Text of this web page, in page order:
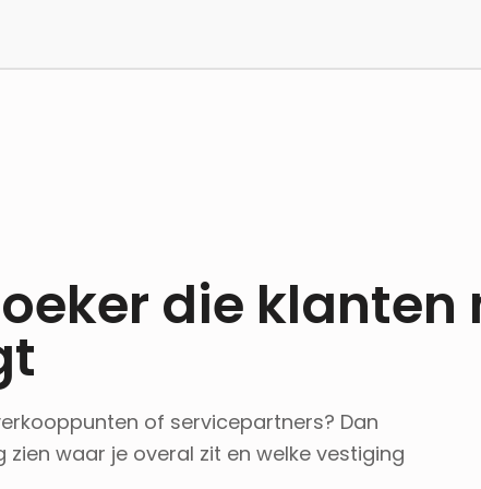
die klanten
of servicepartners? Dan
waar je overal zit en welke vestiging